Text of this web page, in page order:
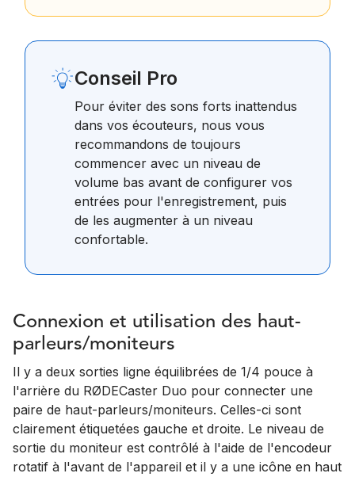
Conseil Pro
Pour éviter des sons forts inattendus
dans vos écouteurs, nous vous
recommandons de toujours
commencer avec un niveau de
volume bas avant de configurer vos
entrées pour l'enregistrement, puis
de les augmenter à un niveau
confortable.
Connexion et utilisation des haut-
parleurs/moniteurs
Il y a deux sorties ligne équilibrées de 1/4 pouce à
l'arrière du RØDECaster Duo pour connecter une
paire de haut-parleurs/moniteurs. Celles-ci sont
clairement étiquetées gauche et droite. Le niveau de
sortie du moniteur est contrôlé à l'aide de l'encodeur
rotatif à l'avant de l'appareil et il y a une icône en haut